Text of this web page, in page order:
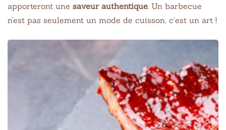
apporteront une saveur authentique. Un barbecue
n’est pas seulement un mode de cuisson, c’est un art !